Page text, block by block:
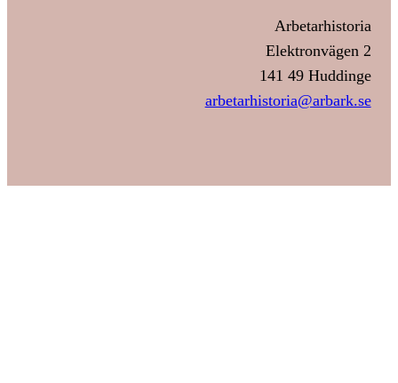
Arbetarhistoria
Elektronvägen 2
141 49 Huddinge
arbetarhistoria@arbark.se